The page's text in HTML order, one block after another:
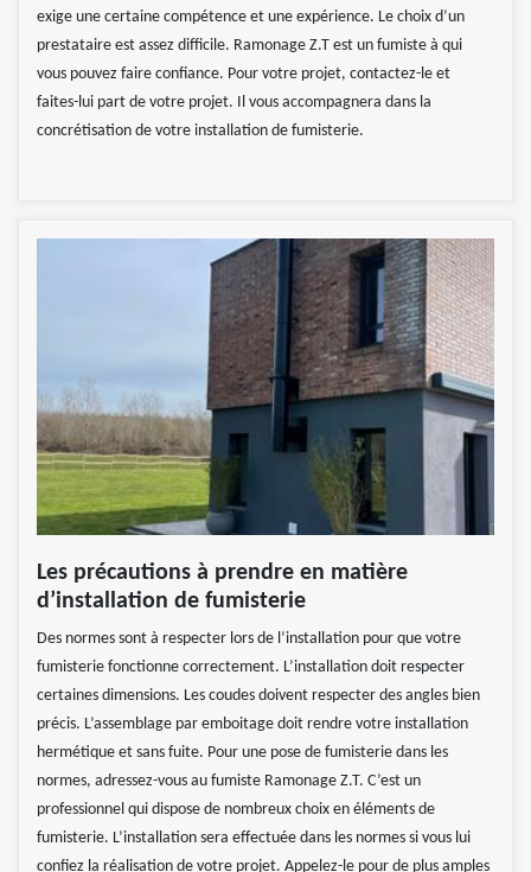
exige une certaine compétence et une expérience. Le choix d’un
prestataire est assez difficile. Ramonage Z.T est un fumiste à qui
vous pouvez faire confiance. Pour votre projet, contactez-le et
faites-lui part de votre projet. Il vous accompagnera dans la
concrétisation de votre installation de fumisterie.
Les précautions à prendre en matière
d’installation de fumisterie
Des normes sont à respecter lors de l’installation pour que votre
fumisterie fonctionne correctement. L’installation doit respecter
certaines dimensions. Les coudes doivent respecter des angles bien
précis. L’assemblage par emboitage doit rendre votre installation
hermétique et sans fuite. Pour une pose de fumisterie dans les
normes, adressez-vous au fumiste Ramonage Z.T. C’est un
professionnel qui dispose de nombreux choix en éléments de
fumisterie. L’installation sera effectuée dans les normes si vous lui
confiez la réalisation de votre projet. Appelez-le pour de plus amples